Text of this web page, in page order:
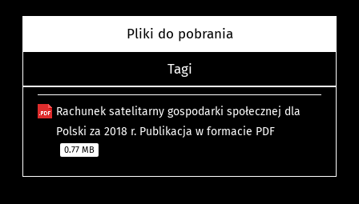
Pliki do pobrania
Tagi
Rachunek satelitarny gospodarki społecznej dla
Polski za 2018 r. Publikacja w formacie PDF
0.77 MB